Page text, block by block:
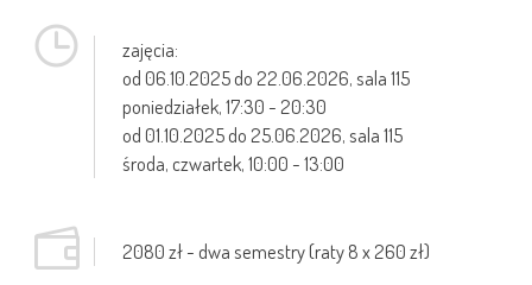
zajęcia:
od 06.10.2025 do 22.06.2026, sala 115
poniedziałek, 17:30 - 20:30
od 01.10.2025 do 25.06.2026, sala 115
środa, czwartek, 10:00 - 13:00
2080 zł - dwa semestry (raty 8 x 260 zł)